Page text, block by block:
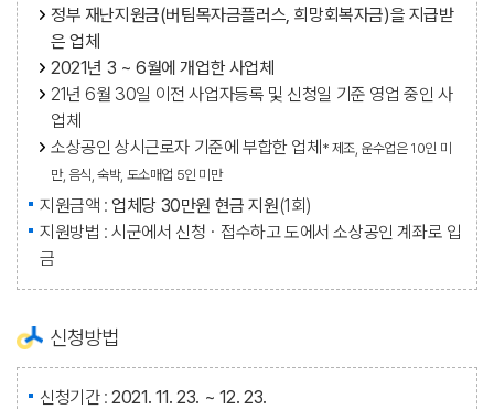
정부 재난지원금(버팀목자금플러스, 희망회복자금)을 지급받
은 업체
2021년 3 ~ 6월에 개업한 사업체
21년 6월 30일 이전 사업자등록 및 신청일 기준 영업 중인 사
업체
소상공인 상시근로자 기준에 부합한 업체* 제조, 운수업은 10인 미
만, 음식, 숙박, 도소매업 5인 미만
지원금액 : 업체당 30만원 현금 지원(1회)
지원방법 : 시군에서 신청ㆍ접수하고 도에서 소상공인 계좌로 입
금
신청방법
신청기간 :2021. 11. 23. ~ 12. 23.